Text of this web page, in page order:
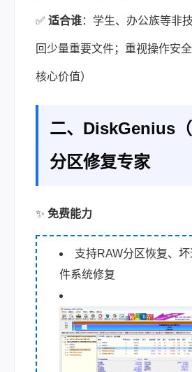
✅ 适合谁：学生、办公族等非
回少量重要文件；重视操作安
核心价值）
二、DiskGenius（
分区修复专家
✨ 免费能力
支持RAW分区恢复、
件系统修复